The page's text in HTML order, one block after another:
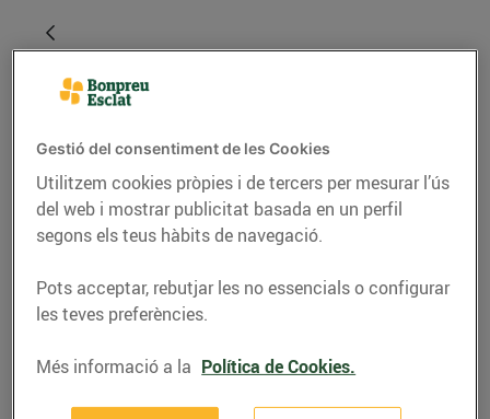
RECEPTES
Escabetx de verdures
05/d’agost/2021
Gestió del consentiment de les Cookies
Utilitzem cookies pròpies i de tercers per mesurar l’ús
del web i mostrar publicitat basada en un perfil
segons els teus hàbits de navegació.
Pots acceptar, rebutjar les no essencials o configurar
les teves preferències.
Més informació a la Política de Cookies.